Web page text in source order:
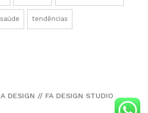
saúde tendências
DESIGN // FA DESIGN STUDIO